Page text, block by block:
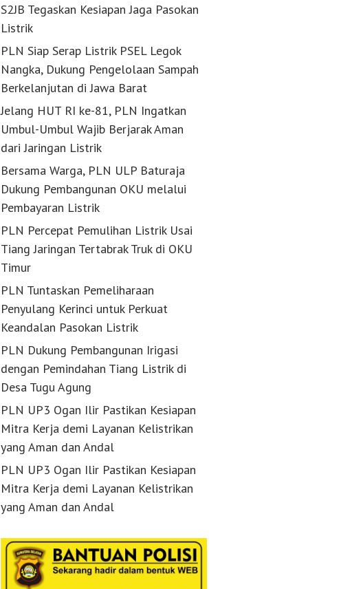
S2JB Tegaskan Kesiapan Jaga Pasokan
Listrik
PLN Siap Serap Listrik PSEL Legok
Nangka, Dukung Pengelolaan Sampah
Berkelanjutan di Jawa Barat
Jelang HUT RI ke-81, PLN Ingatkan
Umbul-Umbul Wajib Berjarak Aman
dari Jaringan Listrik
Bersama Warga, PLN ULP Baturaja
Dukung Pembangunan OKU melalui
Pembayaran Listrik
PLN Percepat Pemulihan Listrik Usai
Tiang Jaringan Tertabrak Truk di OKU
Timur
PLN Tuntaskan Pemeliharaan
Penyulang Kerinci untuk Perkuat
Keandalan Pasokan Listrik
PLN Dukung Pembangunan Irigasi
dengan Pemindahan Tiang Listrik di
Desa Tugu Agung
PLN UP3 Ogan Ilir Pastikan Kesiapan
Mitra Kerja demi Layanan Kelistrikan
yang Aman dan Andal
PLN UP3 Ogan Ilir Pastikan Kesiapan
Mitra Kerja demi Layanan Kelistrikan
yang Aman dan Andal